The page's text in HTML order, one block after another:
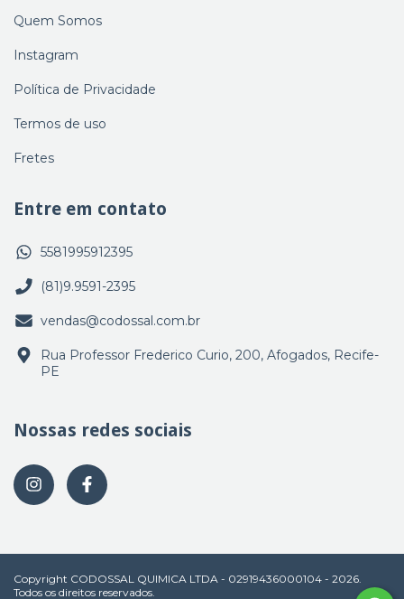
Quem Somos
Instagram
Política de Privacidade
Termos de uso
Fretes
Entre em contato
5581995912395
(81)9.9591-2395
vendas@codossal.com.br
Rua Professor Frederico Curio, 200, Afogados, Recife-
PE
Nossas redes sociais
Copyright CODOSSAL QUIMICA LTDA - 02919436000104 - 2026.
Todos os direitos reservados.